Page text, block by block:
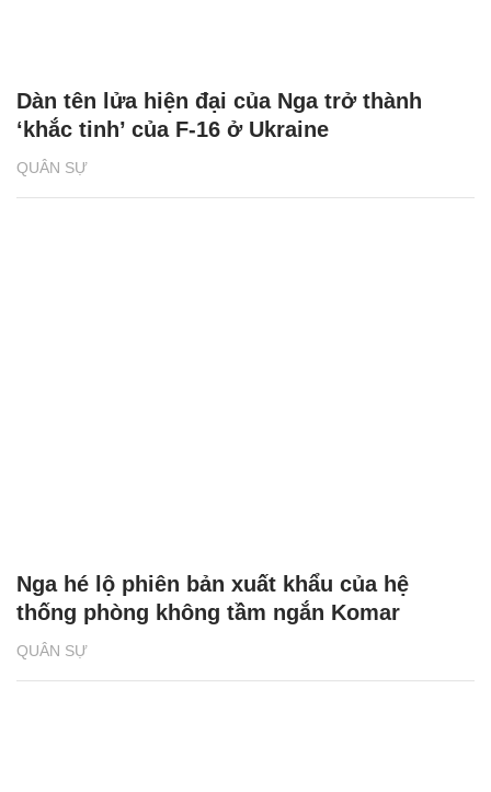
QUÂN SỰ
Dàn tên lửa hiện đại của Nga trở thành
‘khắc tinh’ của F-16 ở Ukraine
QUÂN SỰ
Nga hé lộ phiên bản xuất khẩu của hệ
thống phòng không tầm ngắn Komar